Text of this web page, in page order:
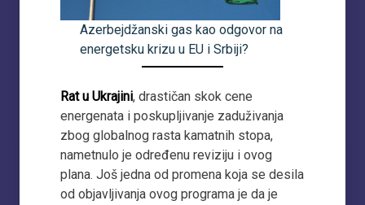
Azerbejdžanski gas kao odgovor na
energetsku krizu u EU i Srbiji?
Rat u Ukrajini, drastičan skok cene
energenata i poskupljivanje zaduživanja
zbog globalnog rasta kamatnih stopa,
nametnulo je određenu reviziju i ovog
plana. Još jedna od promena koja se desila
od objavljivanja ovog programa je da je